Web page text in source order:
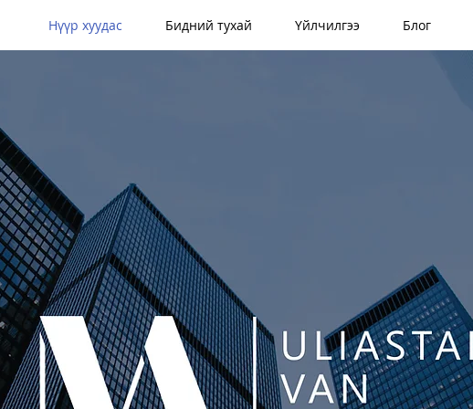
Нүүр хуудас Бидний тухай Үйлчилгээ Блог